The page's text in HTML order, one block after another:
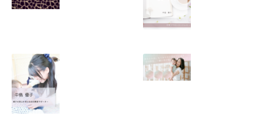
2026.01.11 2026.01.08